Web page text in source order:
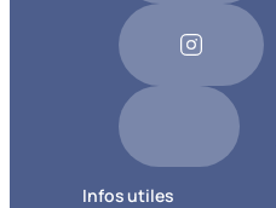
Infos utiles